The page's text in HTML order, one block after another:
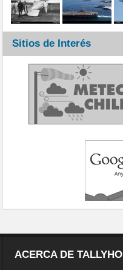
Sitios de Interés
ACERCA DE TALLYHO